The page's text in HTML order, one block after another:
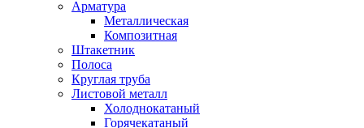
Арматура
Металлическая
Композитная
Штакетник
Полоса
Круглая труба
Листовой металл
Холоднокатаный
Горячекатаный